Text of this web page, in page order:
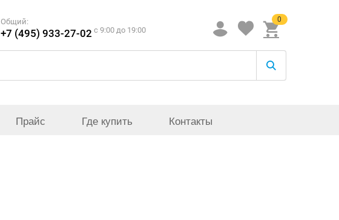
Общий:
+7 (495) 933-27-02 c 9:00 до 19:00
0
Прайс Где купить Контакты